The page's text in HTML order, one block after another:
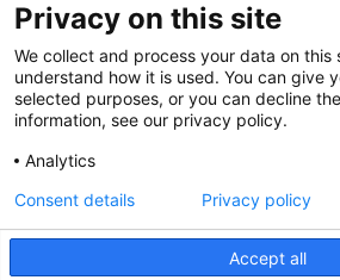
@CGTCatalunya
cgtcatalunya
CGTCatalunya
cgtcatalunya
Privacy on this site
We collect and process your data on this
understand how it is used. You can give
selected purposes, or you can decline
information, see our privacy policy.
Analytics
Accept all
Consent details Privacy policy